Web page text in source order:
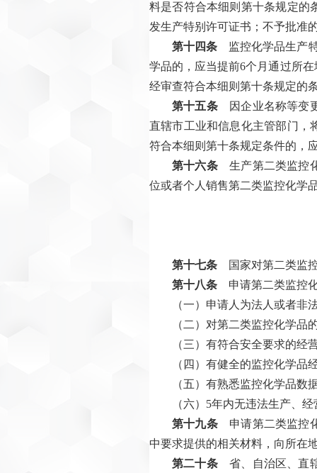
料是否符合本细则第十条规定的
发生产特别许可证书；不予批准
第十四条 监控化学品生产
学品的，应当提前6个月通过所
经审查符合本细则第十条规定的
第十五条因企业名称等变更
直辖市工业和信息化主管部门，
符合本细则第十条规定条件的，
第十六条生产第二类监控化
位或者个人销售第二类监控化学
第十七条 国家对第二类监
第十八条 申请第二类监控
（一）申请人为法人或者非
（二）对第二类监控化学品
（三）有符合安全要求的经
（四）有健全的监控化学品
（五）有熟悉监控化学品
（六）5年内无违法生产、
第十九条申请第二类监控化
中要求提供的相关材料，向所在
第二十条省、自治区、直辖